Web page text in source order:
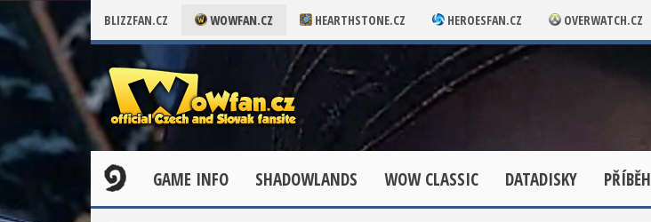
BLIZZFAN.CZ WOWFAN.CZ HEARTHSTONE.CZ HEROESFAN.CZ OVERWATCH.CZ
GAME INFO SHADOWLANDS WOW CLASSIC DATADISKY PŘÍBĚH